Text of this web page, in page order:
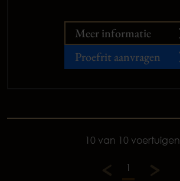
Meer informatie
Proefrit aanvragen
10 van 10 voertuigen
1